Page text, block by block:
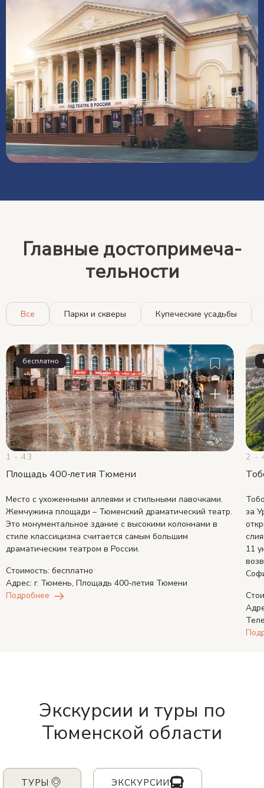
Главные до­сто­при­ме­ча­
тель­нос­ти
Все Парки и скверы Купеческие усадьбы
бесплатно
1 - 43
Площадь 400-летия Тюмени
Место с ухоженными аллеями и стильными лавочками.
Жемчужина площади – Тюменский драматический театр.
Это монументальное здание с высокими колоннами в
стиле классицизма считается самым большим
драматическим театром в России.
Стоимость: бесплатно
Адрес: г. Тюмень, Площадь 400-летия Тюмени
Подробнее
2 -
за
11
Экскурсии и туры по
Тюменской области
ТУРЫ ЭКСКУРСИИ